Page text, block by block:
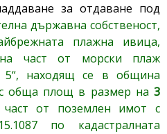
за отдаване под
държавна собственост,
плажна ивица,
част от морски плаж
5“, находящ се в община
с обща площ в размер на 3
част от поземлен имот с
по кадастралната